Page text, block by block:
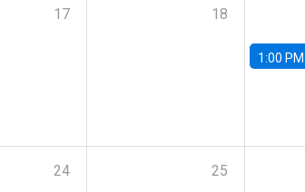
17 18
1:00
24 25